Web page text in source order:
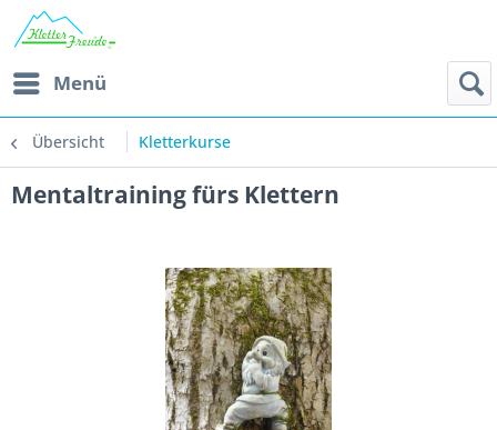
Menü
Übersicht Kletterkurse
Mentaltraining fürs Klettern